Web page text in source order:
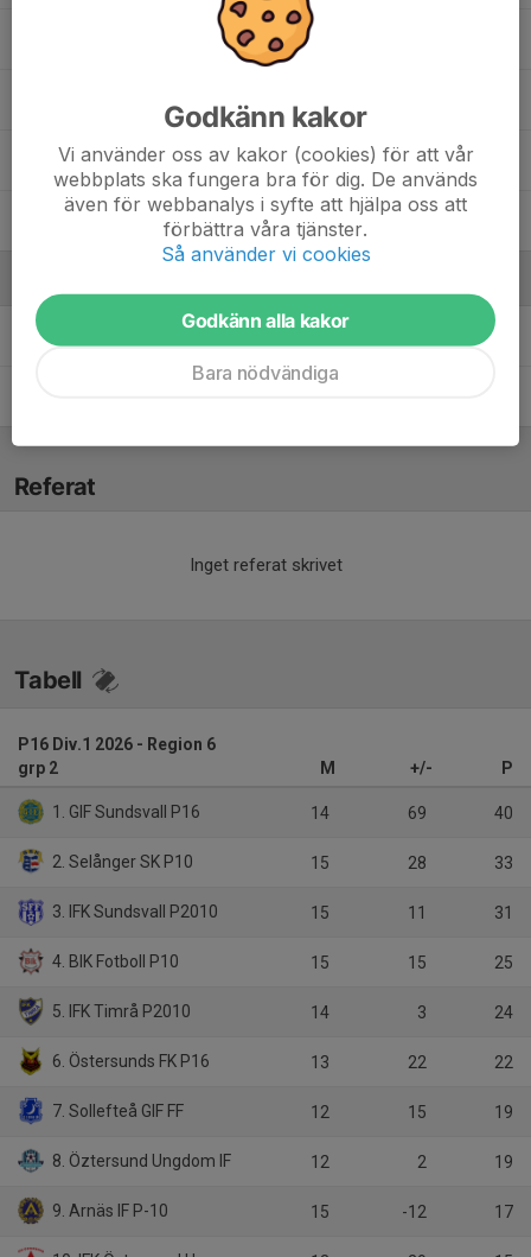
William Westerlund
Assisterande Tränare
Referat
Inget referat skrivet
Tabell
P16 Div.1 2026 - Region 6
grp 2
M +/- P
1. GIF Sundsvall P16 14 69 40
2. Selånger SK P10 15 28 33
3. IFK Sundsvall P2010 15 11 31
4. BIK Fotboll P10 15 15 25
5. IFK Timrå P2010 14 3 24
6. Östersunds FK P16 13 22 22
7. Sollefteå GIF FF 12 15 19
8. Öztersund Ungdom IF 12 2 19
9. Arnäs IF P-10 15 -12 17
Godkänn kakor
Vi använder oss av kakor (cookies) för att vår
webbplats ska fungera bra för dig. De används
även för webbanalys i syfte att hjälpa oss att
förbättra våra tjänster.
Så använder vi cookies
Godkänn alla kakor
Bara nödvändiga